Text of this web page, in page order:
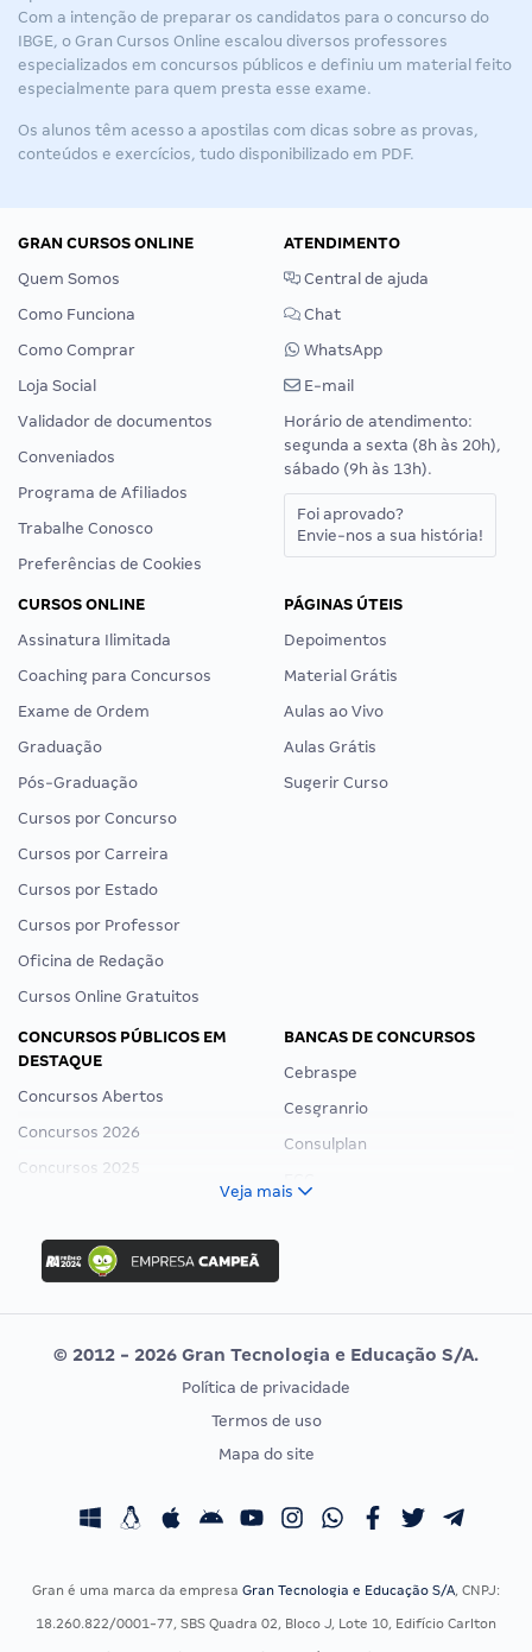
Com a intenção de preparar os candidatos para o concurso do
IBGE , o Gran Cursos Online escalou diversos professores
especializados em concursos públicos e definiu um material feito
especialmente para quem presta esse exame.
Os alunos têm acesso a apostilas com dicas sobre as provas,
conteúdos e exercícios, tudo disponibilizado em PDF.
GRAN CURSOS ONLINE
Quem Somos
Como Funciona
Como Comprar
Loja Social
Validador de documentos
Conveniados
Programa de Afiliados
Trabalhe Conosco
Preferências de Cookies
ATENDIMENTO
Central de ajuda
Chat
WhatsApp
E-mail
Horário de atendimento:
segunda a sexta (8h às 20h),
sábado (9h às 13h).
Foi aprovado?
Envie-nos a sua história!
CURSOS ONLINE
Assinatura Ilimitada
Coaching para Concursos
Exame de Ordem
Graduação
Pós-Graduação
Cursos por Concurso
Cursos por Carreira
Cursos por Estado
Cursos por Professor
Oficina de Redação
Cursos Online Gratuitos
PÁGINAS ÚTEIS
Depoimentos
Material Grátis
Aulas ao Vivo
Aulas Grátis
Sugerir Curso
CONCURSOS PÚBLICOS EM
DESTAQUE
Concursos Abertos
Concursos 2026
Concursos 2025
Concurso Ibama
Concurso MPU
Editais publicados
BANCAS DE CONCURSOS
Cebraspe
Cesgranrio
Consulplan
Vunesp
CONCURSOS POR PROFISSÃO
Concursos Fiscais
EXAME DE ORDEM
Calendário OAB
Veja mais
© 2012 - 2026 Gran Tecnologia e Educação S/A.
Política de privacidade
Termos de uso
Mapa do site
Gran é uma marca da empresa Gran Tecnologia e Educação S/A, CNPJ:
18.260.822/0001-77, SBS Quadra 02, Bloco J, Lote 10, Edifício Carlton